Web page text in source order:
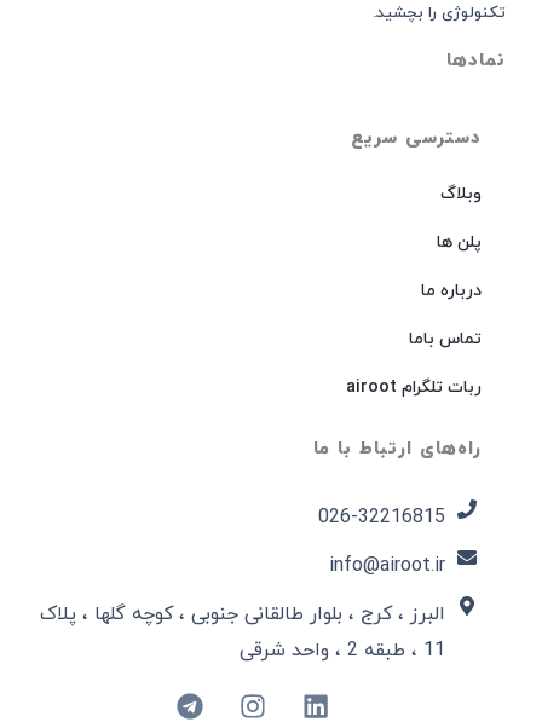
دسترسی سریع
وبلاگ
پلن ها
درباره ما
تماس باما
ربات تلگرام airoot
راه‌های ارتباط با ما
026-32216815​
info@airoot.ir
البرز ، کرج ، بلوار طالقانی جنوبی ، کوچه گلها ، پلاک
11 ، طبقه 2 ، واحد شرقی
تکنولوژی را بچشید.
نمادها